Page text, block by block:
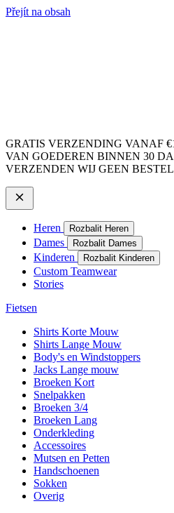
Přejít na obsah
GRATIS VERZENDING VANAF
VAN GOEDEREN BINNEN 30
VERZENDEN WIJ GEEN
Heren Rozbalit Heren
Dames Rozbalit Dames
Kinderen Rozbalit Kinderen
Custom Teamwear
Stories
Fietsen
Shirts Korte Mouw
Shirts Lange Mouw
Body's en Windstoppers
Jacks Lange mouw
Broeken Kort
Snelpakken
Broeken 3/4
Broeken Lang
Onderkleding
Accessoires
Mutsen en Petten
Handschoenen
Sokken
Overig